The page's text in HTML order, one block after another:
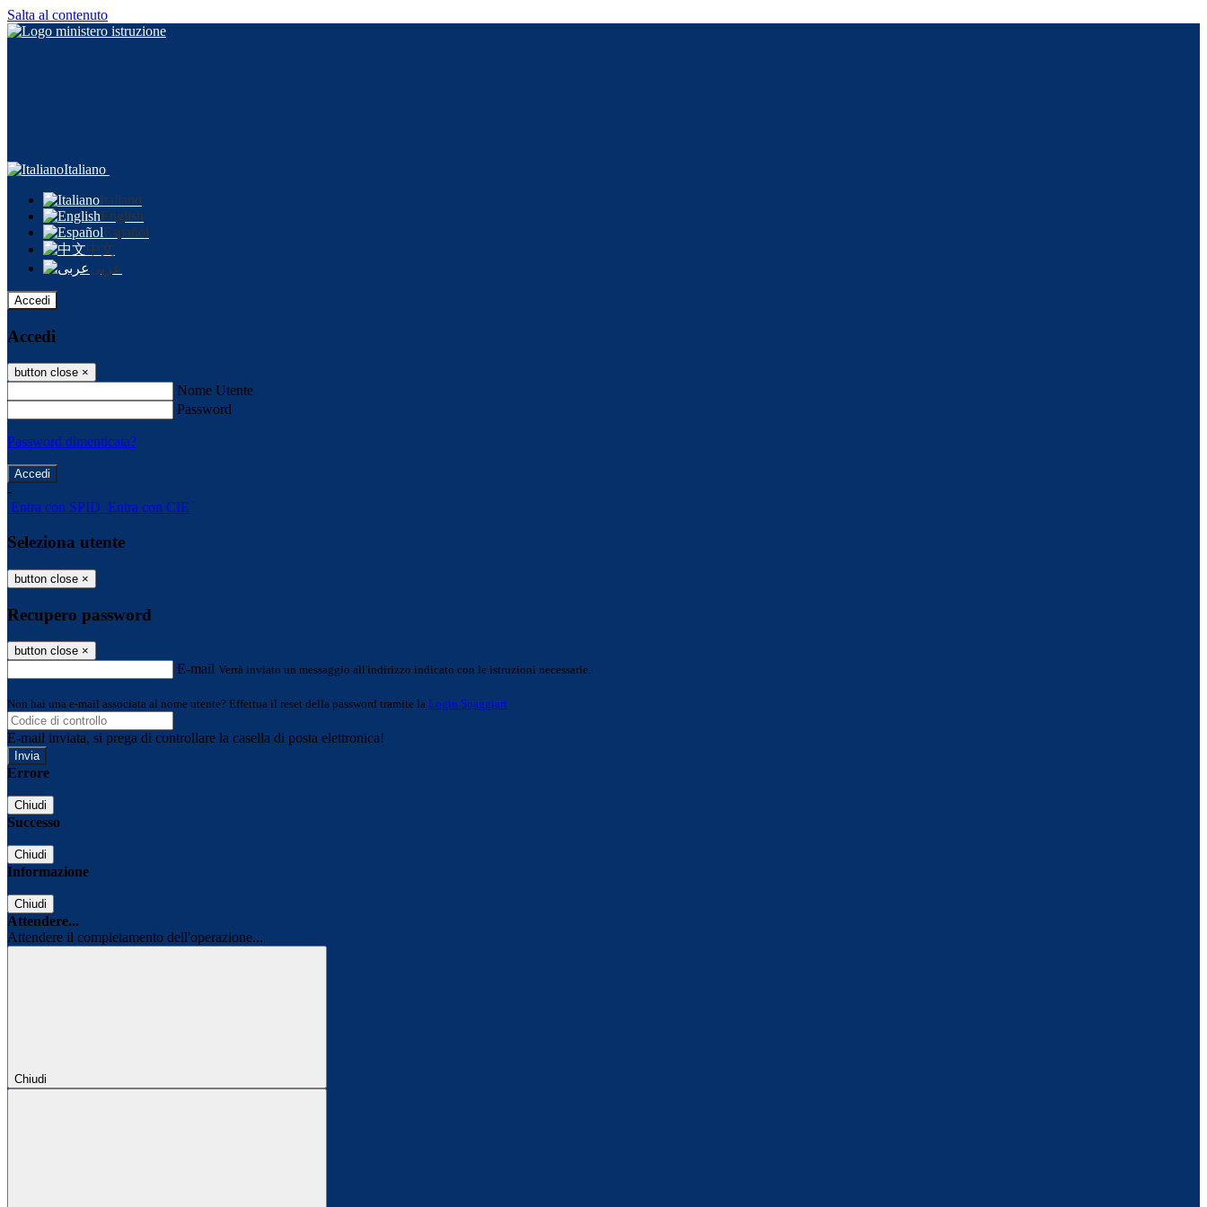
Salta al contenuto
Italiano
Italiano
English
Español
中文
عربى
Accedi
Accedi
button close ×
Nome Utente
Password
Password dimenticata?
-
Entra con SPID Entra con CIE
Seleziona utente
button close ×
Recupero password
button close ×
E-mail Verrà inviato un messaggio all'indirizzo indicato con le istruzioni necessarie.
Non hai una e-mail associata al nome utente? Effettua il reset della password tramite la Login Spaggiari
E-mail inviata, si prega di controllare la casella di posta elettronica!
Errore
Chiudi
Successo
Chiudi
Informazione
Chiudi
Attendere...
Attendere il completamento dell'operazione...
Chiudi